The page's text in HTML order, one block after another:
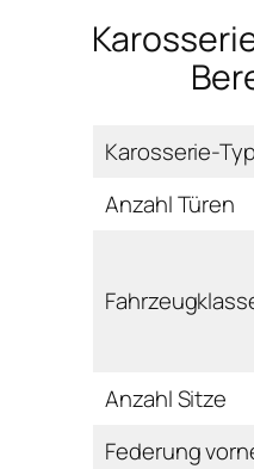
Karosserie-Typ
Anzahl Türen
Anzahl Sitze
Federung